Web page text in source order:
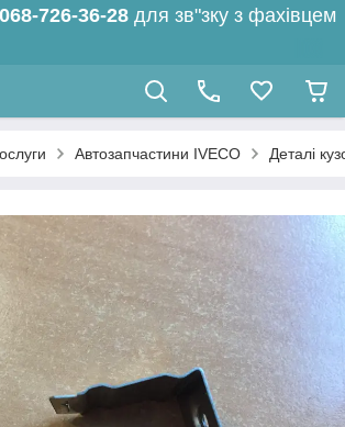
068-726-36-28 для зв"зку з фахівцем
Автозапчастини IVECO Деталі